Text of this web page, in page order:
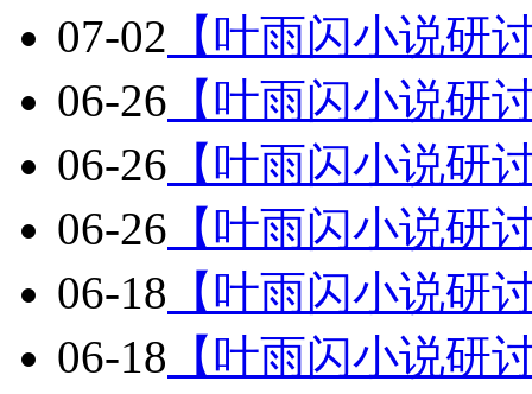
07-02 【叶雨闪小说研
06-26 【叶雨闪小说研
06-26 【叶雨闪小说研
06-26 【叶雨闪小说研
06-18 【叶雨闪小说研
06-18 【叶雨闪小说研